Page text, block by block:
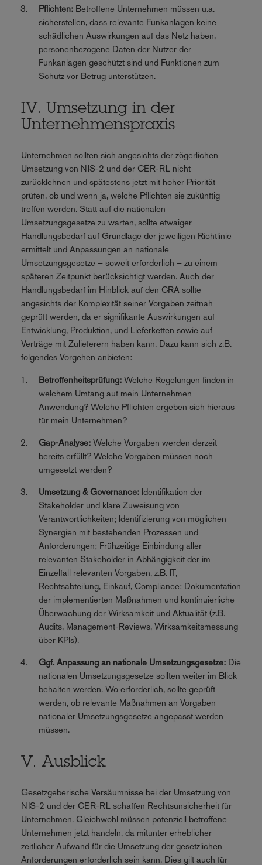
Pflichten:Betroffene Unternehmen müssen u.a.
sicherstellen, dass relevante Funkanlagen keine
schädlichen Auswirkungen auf das Netz haben,
personenbezogene Daten der Nutzer der
Funkanlagen geschützt sind und Funktionen zum
Schutz vor Betrug unterstützen.
IV. Umsetzung in der
Unternehmenspraxis
Unternehmen sollten sich angesichts der zögerlichen
Umsetzung von NIS-2 und der CER-RL nicht
zurücklehnen und spätestens jetzt mit hoher Priorität
prüfen, ob und wenn ja, welche Pflichten sie zukünftig
treffen werden. Statt auf die nationalen
Umsetzungsgesetze zu warten, sollte etwaiger
Handlungsbedarf auf Grundlage der jeweiligen Richtlinie
ermittelt und Anpassungen an nationale
Umsetzungsgesetze – soweit erforderlich – zu einem
späteren Zeitpunkt berücksichtigt werden. Auch der
Handlungsbedarf im Hinblick auf den CRA sollte
angesichts der Komplexität seiner Vorgaben zeitnah
geprüft werden, da er signifikante Auswirkungen auf
Entwicklung, Produktion, und Lieferketten sowie auf
Verträge mit Zulieferern haben kann. Dazu kann sich z.B.
folgendes Vorgehen anbieten:
Betroffenheitsprüfung: Welche Regelungen finden in
welchem Umfang auf mein Unternehmen
Anwendung? Welche Pflichten ergeben sich hieraus
für mein Unternehmen?
Gap-Analyse: Welche Vorgaben werden derzeit
bereits erfüllt? Welche Vorgaben müssen noch
umgesetzt werden?
Umsetzung & Governance: Identifikation der
Stakeholder und klare Zuweisung von
Verantwortlichkeiten; Identifizierung von möglichen
Synergien mit bestehenden Prozessen und
Anforderungen; Frühzeitige Einbindung aller
relevanten Stakeholder in Abhängigkeit der im
Einzelfall relevanten Vorgaben, z.B. IT,
Rechtsabteilung, Einkauf, Compliance; Dokumentation
der implementierten Maßnahmen und kontinuierliche
Überwachung der Wirksamkeit und Aktualität (z.B.
Audits, Management-Reviews, Wirksamkeitsmessung
über KPIs).
Ggf. Anpassung an nationale Umsetzungsgesetze: Die
nationalen Umsetzungsgesetze sollten weiter im Blick
behalten werden. Wo erforderlich, sollte geprüft
werden, ob relevante Maßnahmen an Vorgaben
nationaler Umsetzungsgesetze angepasst werden
müssen.
V. Ausblick
Gesetzgeberische Versäumnisse bei der Umsetzung von
NIS-2 und der CER-RL schaffen Rechtsunsicherheit für
Unternehmen. Gleichwohl müssen potenziell betroffene
Unternehmen jetzt handeln, da mitunter erheblicher
zeitlicher Aufwand für die Umsetzung der gesetzlichen
Anforderungen erforderlich sein kann. Dies gilt auch für